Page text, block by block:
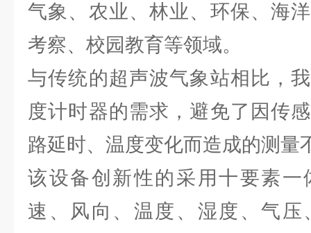
气象、农业、林业、环保、海
考察、校园教育等领域。
与传统的超声波气象站相比，
度计时器的需求，避免了因传
路延时、温度变化而造成的测量
该设备创新性的采用十要素一
速、风向、温度、湿度、气